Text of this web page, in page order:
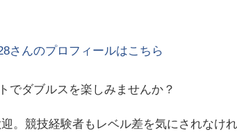
さんのプロフィールはこちら
でダブルスを楽しみませんか？
。競技経験者もレベル差を気にされなけ